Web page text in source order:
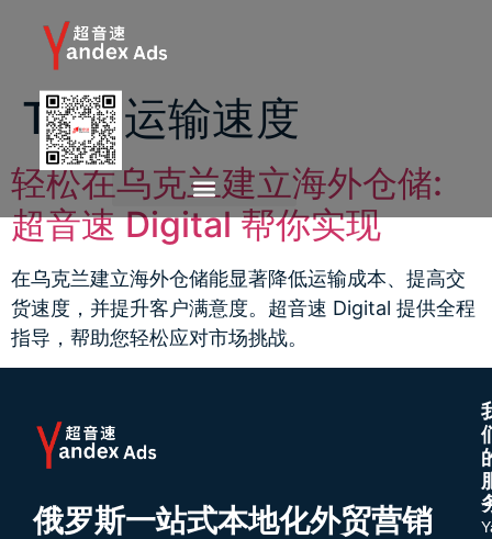
Tag:运输速度
轻松在乌克兰建立海外仓储:
超音速 Digital 帮你实现
在乌克兰建立海外仓储能显著降低运输成本、提高交
货速度，并提升客户满意度。超音速 Digital 提供全程
指导，帮助您轻松应对市场挑战。
俄罗斯一站式本地化外贸营销